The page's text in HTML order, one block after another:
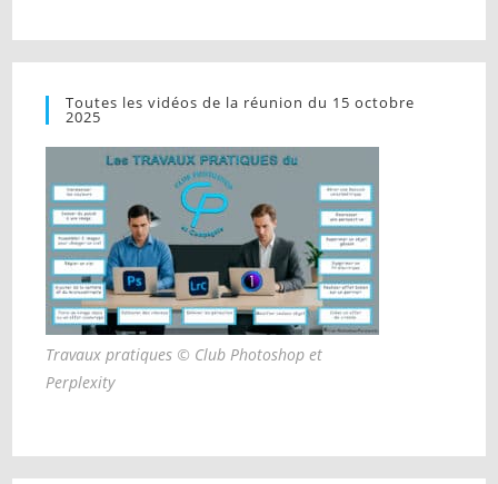
Toutes les vidéos de la réunion du 15 octobre
2025
Travaux pratiques © Club Photoshop et
Perplexity